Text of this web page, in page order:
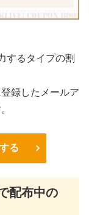
するタイプの割
録したメールア
る
配布中の